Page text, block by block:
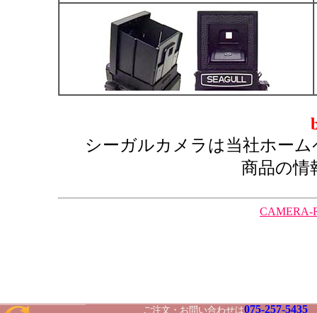
シーガルカメラは当社ホー
商品の情
CAMERA-
ご注文・お問い合わせは075-257-5435